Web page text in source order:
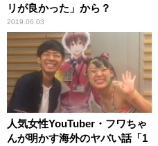
リが良かった」から？
2019.06.03
人気女性YouTuber・フワちゃ
んが明かす海外のヤバい話「1